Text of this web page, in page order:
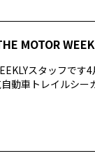
MOTOR
スタッフで
動車トレイルシ